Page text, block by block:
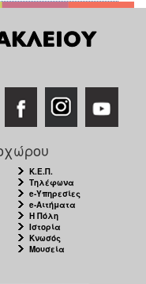
Κ.Ε.Π.
Τηλέφωνα
e-Υπηρεσίες
e-Αιτήματα
Η Πόλη
Ιστορία
Κνωσός
Μουσεία